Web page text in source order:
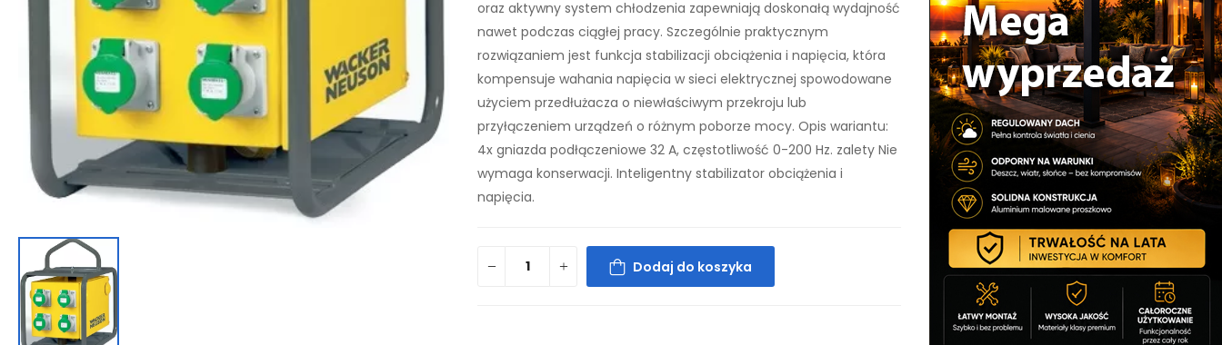
oraz aktywny system chłodzenia zapewniają doskonałą wydajność
nawet podczas ciągłej pracy. Szczególnie praktycznym
rozwiązaniem jest funkcja stabilizacji obciążenia i napięcia, która
kompensuje wahania napięcia w sieci elektrycznej spowodowane
użyciem przedłużacza o niewłaściwym przekroju lub
przyłączeniem urządzeń o różnym poborze mocy. Opis wariantu:
4x gniazda podłączeniowe 32 A, częstotliwość 0-200 Hz. zalety Nie
wymaga konserwacji. Inteligentny stabilizator obciążenia i
napięcia.
Dodaj do koszyka